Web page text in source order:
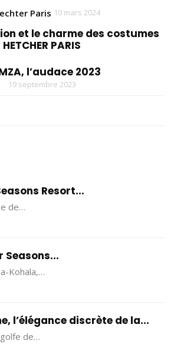
et le charme des costumes
HETCHER PARIS
10 mars 2024
l’audace 2023
19 septembre 2023
Resort...
de…
Seasons...
Kohala,…
l’élégance discrète de la...
de…